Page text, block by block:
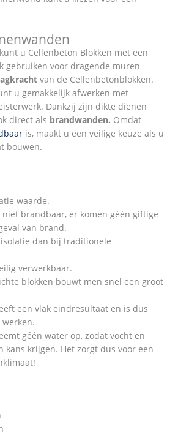
u Cellenbeton Blokken met een
gebruiken voor dragende muren
van de Cellenbetonblokken.
u gemakkelijk afwerken met
Dankzij zijn dikte dienen
direct als brandwanden. Omdat
is, maakt u een veilige keuze als u
bouwen.
waarde.
niet brandbaar, er komen géén giftige
van brand.
dan bij traditionele
verwerkbaar.
blokken bouwt men snel een groot
een vlak eindresultaat en is dus
géén water op, zodat vocht en
kans krijgen. Het zorgt dus voor een